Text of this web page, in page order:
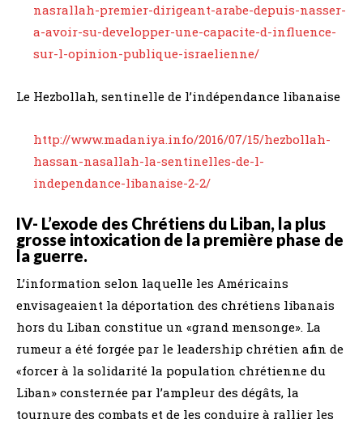
nasrallah-premier-dirigeant-arabe-depuis-nasser-
a-avoir-su-developper-une-capacite-d-influence-
sur-l-opinion-publique-israelienne/
Le Hezbollah, sentinelle de l’indépendance libanaise
http://www.madaniya.info/2016/07/15/hezbollah-
hassan-nasallah-la-sentinelles-de-l-
independance-libanaise-2-2/
IV- L’exode des Chrétiens du Liban, la plus
grosse intoxication de la première phase de
la guerre.
L’information selon laquelle les Américains
envisageaient la déportation des chrétiens libanais
hors du Liban constitue un «grand mensonge». La
rumeur a été forgée par le leadership chrétien afin de
«forcer à la solidarité la population chrétienne du
Liban» consternée par l’ampleur des dégâts, la
tournure des combats et de les conduire à rallier les